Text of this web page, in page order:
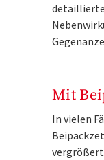
Mit
In vielen